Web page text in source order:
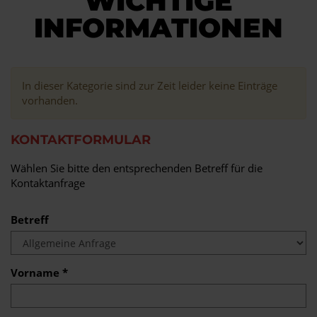
INFORMATIONEN
In dieser Kategorie sind zur Zeit leider keine Einträge
vorhanden.
KONTAKTFORMULAR
Wählen Sie bitte den entsprechenden Betreff für die
Kontaktanfrage
Betreff
Vorname *